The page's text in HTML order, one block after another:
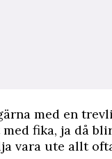
med en
fika, ja då
vara ute allt